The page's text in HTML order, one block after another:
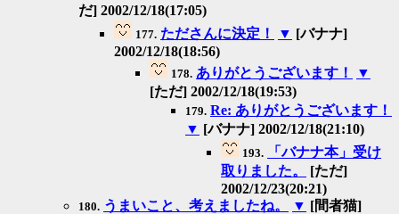
だ] 2002/12/18(17:05)
177. たださんに決定！ ▼ [バナナ]
2002/12/18(18:56)
178. ありがとうございます！
▼
[ただ] 2002/12/18(19:53)
179. Re: ありがとうございます！
▼ [バナナ] 2002/12/18(21:10)
193.
「バナナ本」受け
取りました。
[ただ]
2002/12/23(20:21)
180. うまいこと、考えましたね。 ▼ [間者猫]